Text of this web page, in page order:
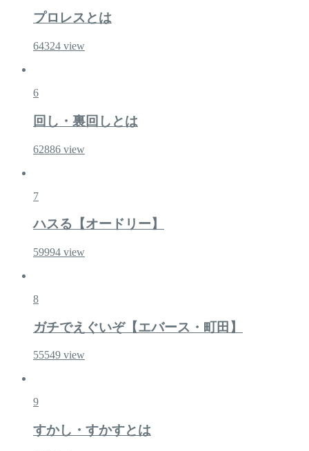
プロレスとは
64324 view
6
回し・裏回しとは
62886 view
7
ハスる【オードリー】
59994 view
8
ガチでえぐいぞ【エバース・町田】
55549 view
9
すかし・すかすとは